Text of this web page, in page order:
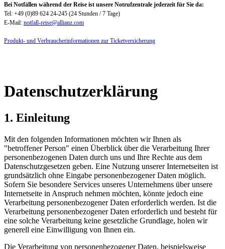
Bei Notfällen während der Reise ist unsere Notrufzentrale jederzeit für Sie da:
Tel: +49 (0)89 624 24-245 (24 Stunden / 7 Tage)
E-Mail: notfall-reise@allianz.com
Produkt- und Verbraucherinformationen zur Ticketversicherung
Datenschutzerklärung
1. Einleitung
Mit den folgenden Informationen möchten wir Ihnen als
"betroffener Person" einen Überblick über die Verarbeitung Ihrer
personenbezogenen Daten durch uns und Ihre Rechte aus dem
Datenschutzgesetzen geben. Eine Nutzung unserer Internetseiten ist
grundsätzlich ohne Eingabe personenbezogener Daten möglich.
Sofern Sie besondere Services unseres Unternehmens über unsere
Internetseite in Anspruch nehmen möchten, könnte jedoch eine
Verarbeitung personenbezogener Daten erforderlich werden. Ist die
Verarbeitung personenbezogener Daten erforderlich und besteht für
eine solche Verarbeitung keine gesetzliche Grundlage, holen wir
generell eine Einwilligung von Ihnen ein.
Die Verarbeitung von personenbezogener Daten, beispielsweise